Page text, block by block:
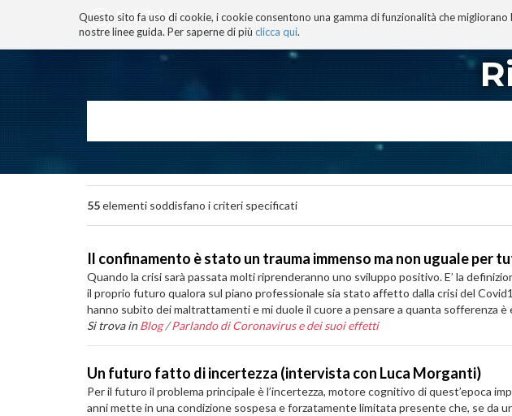
Questo sito fa uso di cookie, i cookie consentono una gamma di funzionalità che
nostre linee guida. Per saperne di più clicca qui.
BLOG TECNOCONSAPEVOLEZZA TECNOBIBLIOGRAFIA I
navigazione
55elementi soddisfano i criteri specificati
Il confinamento è stato un trauma immenso ma non uguale per
Quando la crisi sarà passata molti riprenderanno uno sviluppo positivo. E’ la
il proprio futuro qualora sul piano professionale sia stato affetto dalla crisi del
hanno subito dei maltrattamenti e mi duole il cuore a pensare a quanta sofferenza è
Si trova in Blog /Parlando di Coronavirus e dei suoi effetti
Un futuro fatto di incertezza (intervista con Luca Morganti)
Per il futuro il problema principale è l’incertezza, motore cognitivo di quest’epoca
anni mette in una condizione sospesa e forzatamente limitata presente che, se da